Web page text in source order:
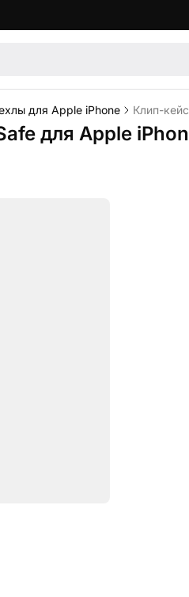
для Apple iPhone Клип-
для Apple